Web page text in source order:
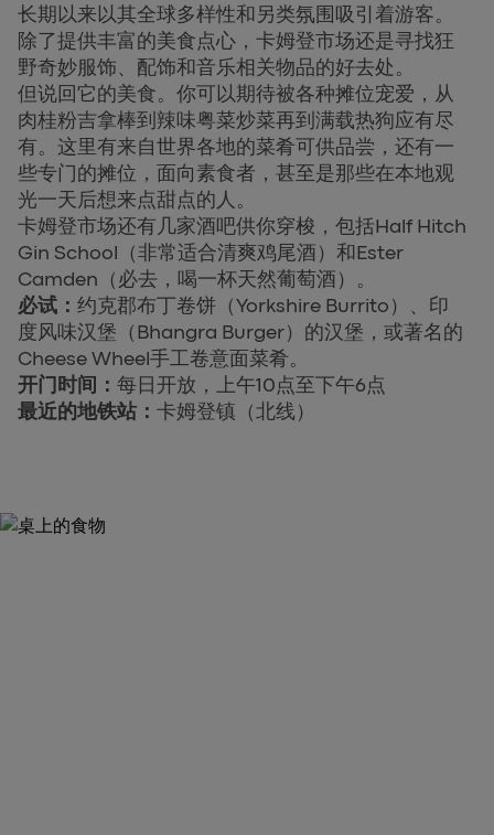
长期以来以其全球多样性和另类氛围吸引着游客。
除了提供丰富的美食点心，卡姆登市场还是寻找狂
野奇妙服饰、配饰和音乐相关物品的好去处。
但说回它的美食。你可以期待被各种摊位宠爱，从
肉桂粉吉拿棒到辣味粤菜炒菜再到满载热狗应有尽
有。这里有来自世界各地的菜肴可供品尝，还有一
些专门的摊位，面向素食者，甚至是那些在本地观
光一天后想来点甜点的人。
卡姆登市场还有几家酒吧供你穿梭，包括Half Hitch
Gin School（非常适合清爽鸡尾酒）和Ester
Camden（必去，喝一杯天然葡萄酒）。
必试： 约克郡布丁卷饼（Yorkshire Burrito）、印
度风味汉堡（Bhangra Burger）的汉堡，或著名的
Cheese Wheel手工卷意面菜肴。
开门时间： 每日开放，上午10点至下午6点
最近的地铁站： 卡姆登镇（北线）